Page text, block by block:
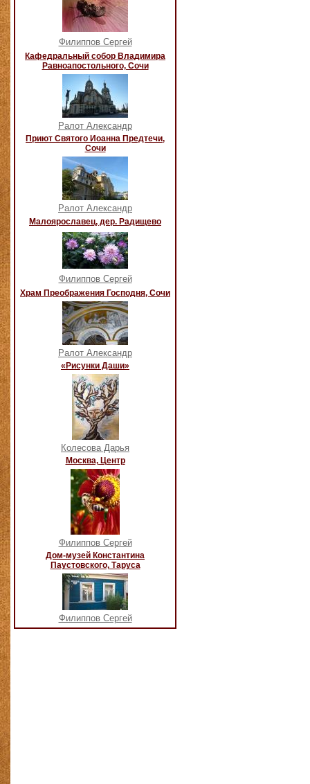
Филиппов Сергей
Кафедральный собор Владимира
Равноапостольного, Сочи
Ралот Александр
Приют Святого Иоанна Предтечи,
Сочи
Ралот Александр
Малоярославец, дер. Радищево
Филиппов Сергей
Храм Преображения Господня, Сочи
Ралот Александр
«Рисунки Даши»
Колесова Дарья
Москва, Центр
Филиппов Сергей
Дом-музей Константина
Паустовского, Таруса
Филиппов Сергей